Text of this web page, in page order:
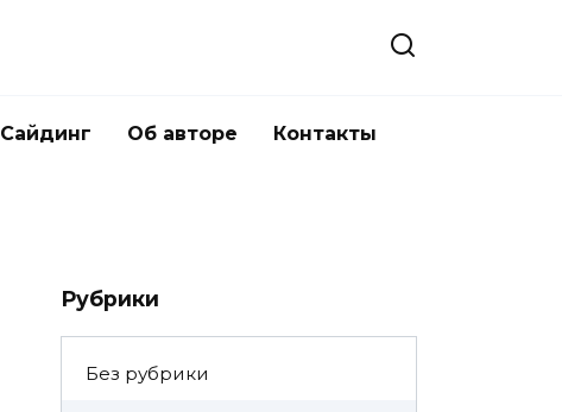
Сайдинг Об авторе Контакты
Рубрики
Без рубрики